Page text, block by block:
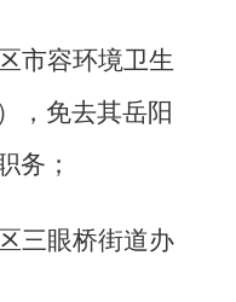
市容环境卫生
，免去其岳阳
务；
三眼桥街道办